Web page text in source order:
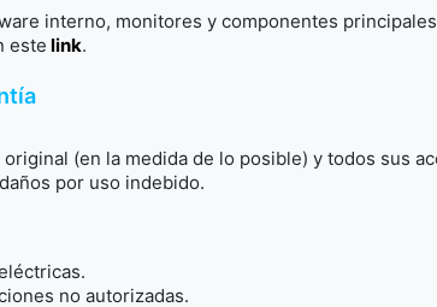
interno, monitores y componentes
este link.
(en la medida de lo posible) y todos sus
por uso indebido.
no autorizadas.